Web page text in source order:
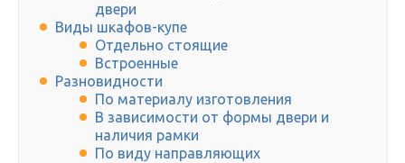
двери
Виды шкафов-купе
Отдельно стоящие
Встроенные
Разновидности
По материалу изготовления
В зависимости от формы двери и
наличия рамки
По виду направляющих